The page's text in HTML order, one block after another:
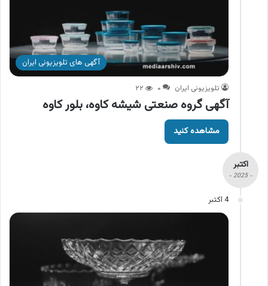
آگهی های تلویزیونی ایران
تلویزیونی ایران ۰ ۲۲
آگهی گروه صنعتی شیشه کاوه، بلور کاوه
مشاهده کنید
اکتبر
- 2025 -
4 اکتبر